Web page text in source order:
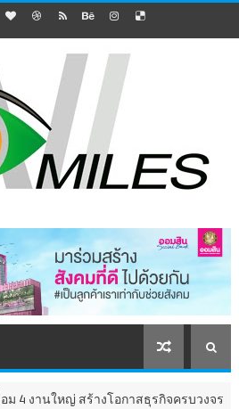
ร้างโอกาสธุรกิจครบวงจร PROPERTY